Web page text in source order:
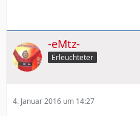
-eMtz-
Erleuchteter
4. Januar 2016 um 14:27